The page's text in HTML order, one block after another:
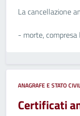
La cancellazione
- morte, compresa
ANAGRAFE E STATO
Certificati